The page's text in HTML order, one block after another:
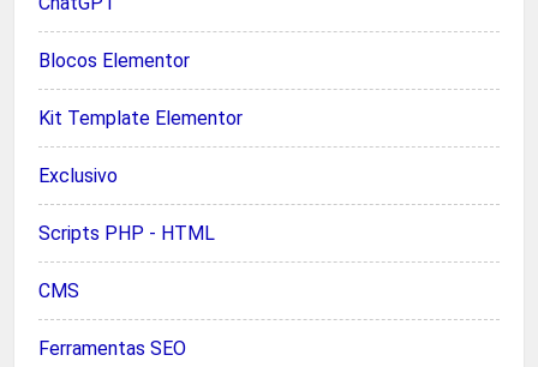
Blocos Elementor
Kit Template Elementor
Exclusivo
Scripts PHP - HTML
CMS
Ferramentas SEO